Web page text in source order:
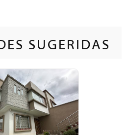
SUGERIDAS